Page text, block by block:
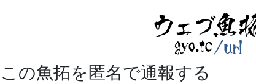
この魚拓を匿名で通報する